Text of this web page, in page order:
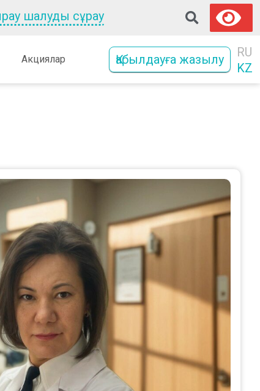
шалуды сұрау
Акциялар Қабылдауға жазылу
RU
KZ